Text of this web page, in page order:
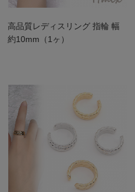
高品質レディスリング 指輪 幅
約10mm（1ヶ）